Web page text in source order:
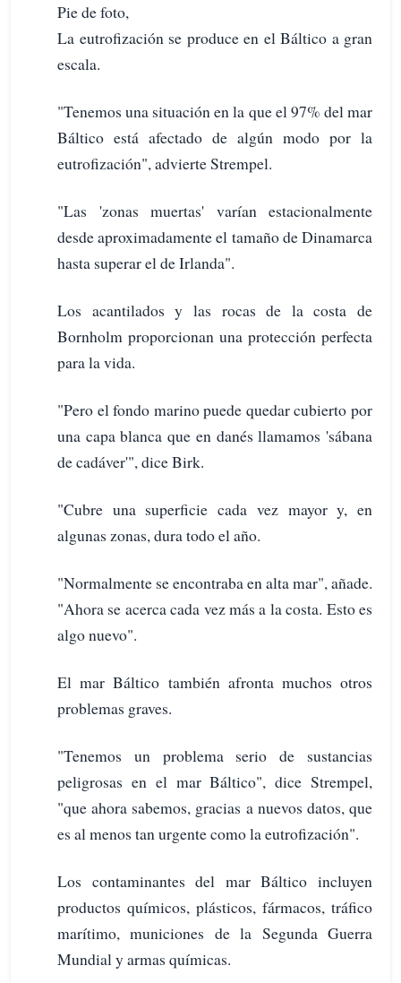
Pie de foto,
La eutrofización se produce en el Báltico a gran
escala.
"Tenemos una situación en la que el 97% del mar
Báltico está afectado de algún modo por la
eutrofización", advierte Strempel.
"Las 'zonas muertas' varían estacionalmente
desde aproximadamente el tamaño de Dinamarca
hasta superar el de Irlanda".
Los acantilados y las rocas de la costa de
Bornholm proporcionan una protección perfecta
para la vida.
"Pero el fondo marino puede quedar cubierto por
una capa blanca que en danés llamamos 'sábana
de cadáver'", dice Birk.
"Cubre una superficie cada vez mayor y, en
algunas zonas, dura todo el año.
"Normalmente se encontraba en alta mar", añade.
"Ahora se acerca cada vez más a la costa. Esto es
algo nuevo".
El mar Báltico también afronta muchos otros
problemas graves.
"Tenemos un problema serio de sustancias
peligrosas en el mar Báltico", dice Strempel,
"que ahora sabemos, gracias a nuevos datos, que
es al menos tan urgente como la eutrofización".
Los contaminantes del mar Báltico incluyen
productos químicos, plásticos, fármacos, tráfico
marítimo, municiones de la Segunda Guerra
Mundial y armas químicas.